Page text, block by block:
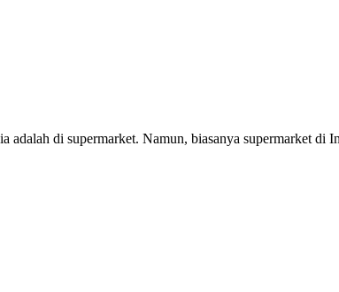
adalah di supermarket. Namun, biasanya supermarket